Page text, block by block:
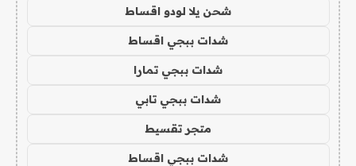
شحن يلا لودو اقساط
شدات ببجي اقساط
شدات ببجي تمارا
شدات ببجي تابي
متجر تقسيط
شدات ببجي اقساط